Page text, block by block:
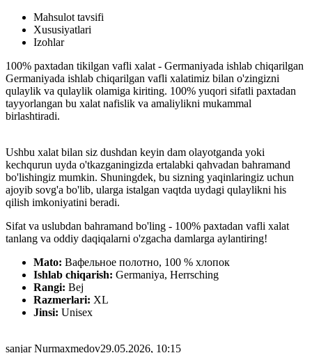
Mahsulot tavsifi
Xususiyatlari
Izohlar
100% paxtadan tikilgan vafli xalat - Germaniyada ishlab chiqarilgan
Germaniyada ishlab chiqarilgan vafli xalatimiz bilan o'zingizni
qulaylik va qulaylik olamiga kiriting. 100% yuqori sifatli paxtadan
tayyorlangan bu xalat nafislik va amaliylikni mukammal
birlashtiradi.
Ushbu xalat bilan siz dushdan keyin dam olayotganda yoki
kechqurun uyda o'tkazganingizda ertalabki qahvadan bahramand
bo'lishingiz mumkin. Shuningdek, bu sizning yaqinlaringiz uchun
ajoyib sovg'a bo'lib, ularga istalgan vaqtda uydagi qulaylikni his
qilish imkoniyatini beradi.
Sifat va uslubdan bahramand bo'ling - 100% paxtadan vafli xalat
tanlang va oddiy daqiqalarni o'zgacha damlarga aylantiring!
Mato: Вафельное полотно, 100 % хлопок
Ishlab chiqarish: Germaniya, Herrsching
Rangi: Bej
Razmerlari: XL
Jinsi: Unisex
sanjar Nurmaxmedov29.05.2026, 10:15